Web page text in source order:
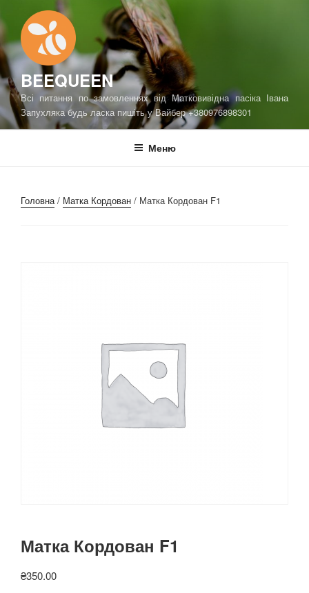
до
вмісту
BEEQUEEN
Всі питання по замовленнях від Матковивідна пасіка Івана
Запухляка будь ласка пишіть у Вайбер +380976898301
Меню
Головна / Матка Кордован / Матка Кордован F1
Матка Кордован F1
₴350.00